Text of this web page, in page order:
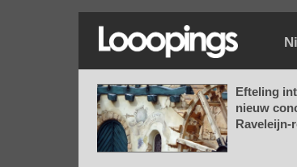
Efteling
nieuw
Raveleijn-